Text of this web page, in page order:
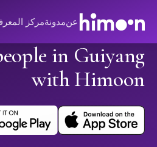
عنمدونةمركز
in Guiyang
with Himoon